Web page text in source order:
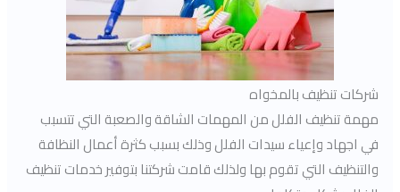
شركات تنظيف بالمخواه
مهمة تنظيف الفلل من المهمات الشاقة والصعبة التي تتسبب
في اجهاد وإعياء سيدات الفلل وذلك بسبب كثرة أعمال النظافة
والتنظيف التي تقوم بها ولذلك قامت شركتنا بتوفير خدمات تنظيف